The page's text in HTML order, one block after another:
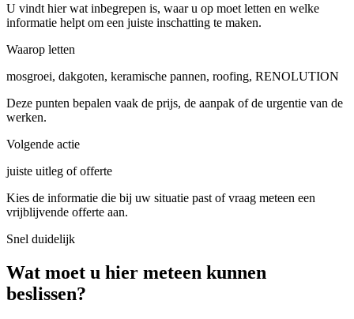
U vindt hier wat inbegrepen is, waar u op moet letten en welke
informatie helpt om een juiste inschatting te maken.
Waarop letten
mosgroei, dakgoten, keramische pannen, roofing, RENOLUTION
Deze punten bepalen vaak de prijs, de aanpak of de urgentie van de
werken.
Volgende actie
juiste uitleg of offerte
Kies de informatie die bij uw situatie past of vraag meteen een
vrijblijvende offerte aan.
Snel duidelijk
Wat moet u hier meteen kunnen
beslissen?